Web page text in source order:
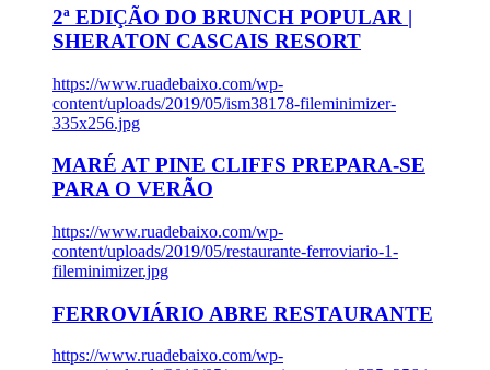
2ª EDIÇÃO DO BRUNCH POPULAR |
SHERATON CASCAIS RESORT
https://www.ruadebaixo.com/wp-
content/uploads/2019/05/ism38178-fileminimizer-
335x256.jpg
MARÉ AT PINE CLIFFS PREPARA-SE
PARA O VERÃO
https://www.ruadebaixo.com/wp-
content/uploads/2019/05/restaurante-ferroviario-1-
fileminimizer.jpg
FERROVIÁRIO ABRE RESTAURANTE
https://www.ruadebaixo.com/wp-